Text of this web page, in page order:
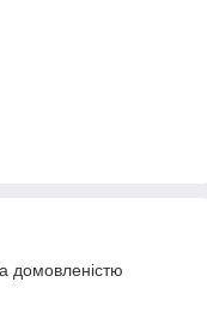
домовленістю